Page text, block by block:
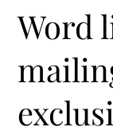
Word